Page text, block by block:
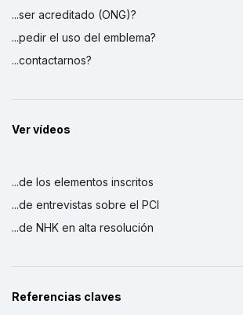
...ser acreditado (ONG)?
...pedir el uso del emblema?
...contactarnos?
Ver vídeos
...de los elementos inscritos
...de entrevistas sobre el PCI
...de NHK en alta resolución
Referencias claves